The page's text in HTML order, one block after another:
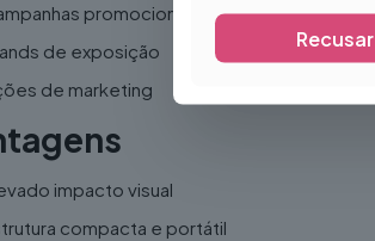
promocionais
de exposição
de marketing
impacto visual
compacta e portátil
Recusar